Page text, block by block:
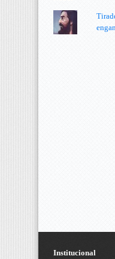
Institucional